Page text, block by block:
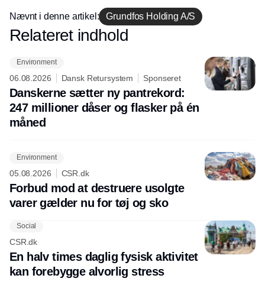
Nævnt i denne artikel: Grundfos Holding A/S
Annonce
Relateret indhold
Environment
06.08.2026 Dansk Retursystem Sponseret
Danskerne sætter ny pantrekord:
247 millioner dåser og flasker på én
måned
Environment
05.08.2026 CSR.dk
Forbud mod at destruere usolgte
varer gælder nu for tøj og sko
Social
CSR.dk
En halv times daglig fysisk aktivitet
kan forebygge alvorlig stress